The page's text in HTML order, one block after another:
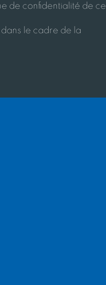
de confidentialité de ce
le cadre de la